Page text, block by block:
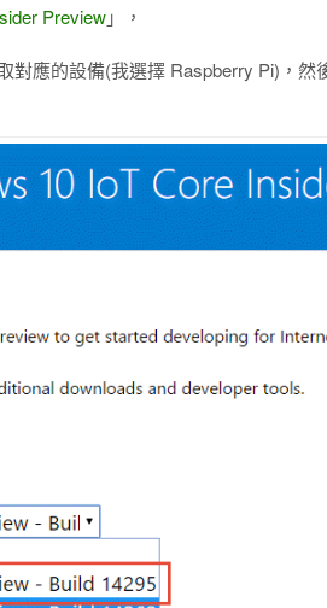
Preview」，
對應的設備(我選擇 Raspberry Pi)，